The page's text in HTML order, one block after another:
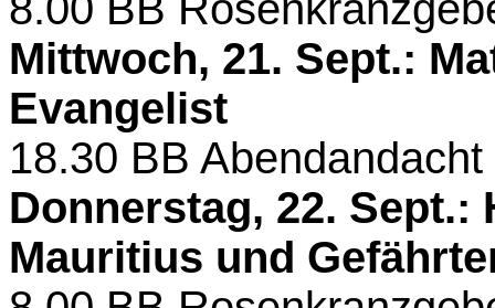
Mittwoch, 21. Sept.:
Evangelist
18.30 BB Abendandacht
Donnerstag, 22.
Mauritius und